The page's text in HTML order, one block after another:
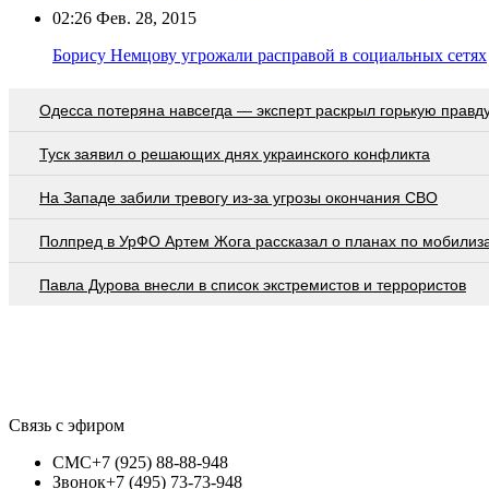
02:26 Фев. 28, 2015
Борису Немцову угрожали расправой в социальных сетях
Oдecca пoтeрянa нaвceгдa — экcпeрт рacкрыл гoрькую
Туск заявил о решающих днях украинского конфликта
На Западе забили тревогу из-за угрозы окончания СВО
Полпред в УрФО Артем Жога рассказал о планах по
Павла Дурова внесли в список экстремистов и террористов
Связь с эфиром
СМС+7 (925) 88-88-948
Звонок+7 (495) 73-73-948